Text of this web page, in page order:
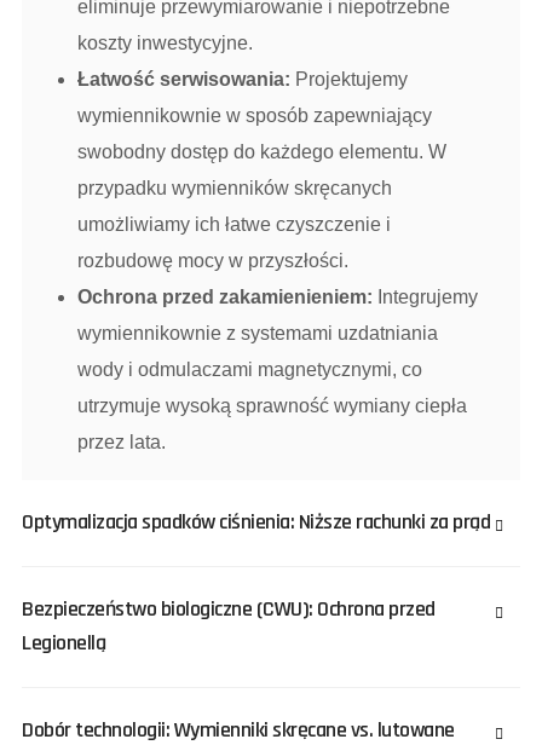
eliminuje przewymiarowanie i niepotrzebne
koszty inwestycyjne.
Łatwość serwisowania: Projektujemy
wymiennikownie w sposób zapewniający
swobodny dostęp do każdego elementu. W
przypadku wymienników skręcanych
umożliwiamy ich łatwe czyszczenie i
rozbudowę mocy w przyszłości.
Ochrona przed zakamienieniem: Integrujemy
wymiennikownie z systemami uzdatniania
wody i odmulaczami magnetycznymi, co
utrzymuje wysoką sprawność wymiany ciepła
przez lata.
Optymalizacja spadków ciśnienia: Niższe rachunki za prąd
Bezpieczeństwo biologiczne (CWU): Ochrona przed
Legionellą
Dobór technologii: Wymienniki skręcane vs. lutowane